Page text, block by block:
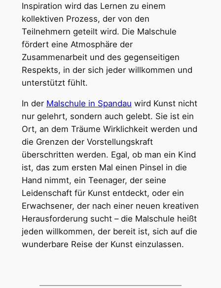
Inspiration wird das Lernen zu einem
kollektiven Prozess, der von den
Teilnehmern geteilt wird. Die Malschule
fördert eine Atmosphäre der
Zusammenarbeit und des gegenseitigen
Respekts, in der sich jeder willkommen und
unterstützt fühlt.
In der Malschule in Spandau wird Kunst nicht
nur gelehrt, sondern auch gelebt. Sie ist ein
Ort, an dem Träume Wirklichkeit werden und
die Grenzen der Vorstellungskraft
überschritten werden. Egal, ob man ein Kind
ist, das zum ersten Mal einen Pinsel in die
Hand nimmt, ein Teenager, der seine
Leidenschaft für Kunst entdeckt, oder ein
Erwachsener, der nach einer neuen kreativen
Herausforderung sucht – die Malschule heißt
jeden willkommen, der bereit ist, sich auf die
wunderbare Reise der Kunst einzulassen.